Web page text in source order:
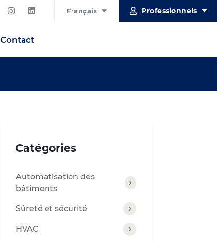
Français Professionnels
Contact
Catégories
Automatisation des
bâtiments
Sûreté et sécurité
HVAC